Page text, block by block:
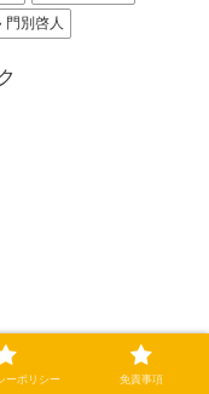
門別啓人
ーポリシー 免責事項